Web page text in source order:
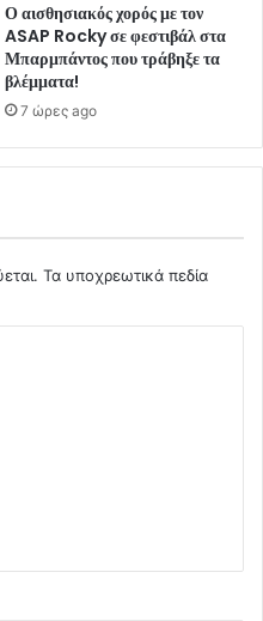
Ο αισθησιακός χορός με τον
ASAP Rocky σε φεστιβάλ στα
Μπαρμπάντος που τράβηξε τα
βλέμματα!
7 ώρες ago
Τα υποχρεωτικά πεδία